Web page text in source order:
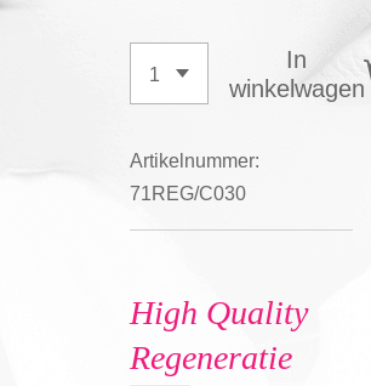
In
winkelwagen
Artikelnummer:
71REG/C030
High Quality
Regeneratie